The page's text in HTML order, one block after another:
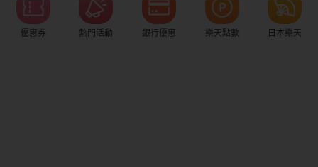
優惠券 熱門活動 銀行優惠 樂天點數 日本樂天